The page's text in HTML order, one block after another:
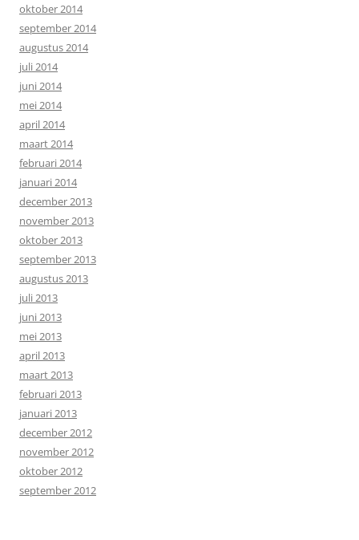
oktober 2014
september 2014
augustus 2014
juli 2014
juni 2014
mei 2014
april 2014
maart 2014
februari 2014
januari 2014
december 2013
november 2013
oktober 2013
september 2013
augustus 2013
juli 2013
juni 2013
mei 2013
april 2013
maart 2013
februari 2013
januari 2013
december 2012
november 2012
oktober 2012
september 2012